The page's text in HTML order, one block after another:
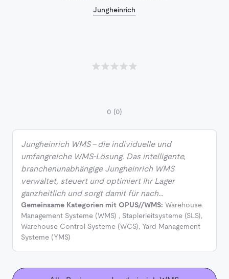
Jungheinrich
0 (0)
Jungheinrich WMS – die individuelle und
umfangreiche WMS-Lösung. Das intelligente,
branchenunabhängige Jungheinrich WMS
verwaltet, steuert und optimiert Ihr Lager
ganzheitlich und sorgt damit für nach…
Gemeinsame Kategorien mit OPUS//WMS: Warehouse
Management Systeme (WMS) , Staplerleitsysteme (SLS),
Warehouse Control Systeme (WCS), Yard Management
Systeme (YMS)